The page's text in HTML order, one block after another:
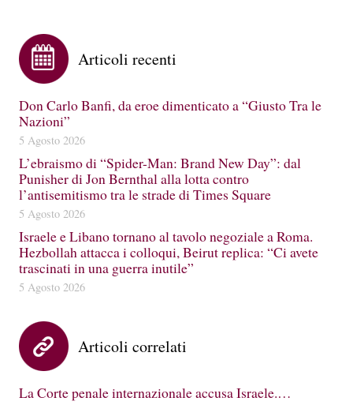
Articoli recenti
Don Carlo Banfi, da eroe dimenticato a “Giusto Tra le
Nazioni”
5 Agosto 2026
L’ebraismo di “Spider-Man: Brand New Day”: dal
Punisher di Jon Bernthal alla lotta contro
l’antisemitismo tra le strade di Times Square
5 Agosto 2026
Israele e Libano tornano al tavolo negoziale a Roma.
Hezbollah attacca i colloqui, Beirut replica: “Ci avete
trascinati in una guerra inutile”
5 Agosto 2026
Articoli correlati
La Corte penale internazionale accusa Israele.…